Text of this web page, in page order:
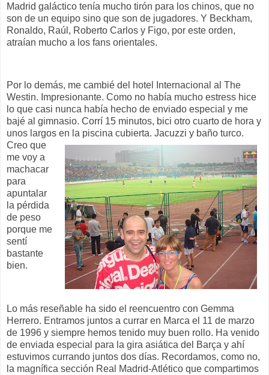
Madrid galáctico tenía mucho tirón para los chinos, que no
son de un equipo sino que son de jugadores. Y Beckham,
Ronaldo, Raúl, Roberto Carlos y Figo, por este orden,
atraían mucho a los fans orientales.
Por lo demás, me cambié del hotel Internacional al The
Westin. Impresionante. Como no había mucho estress hice
lo que casi nunca había hecho de enviado especial y me
bajé al gimnasio. Corrí 15 minutos, bici otro cuarto de hora y
unos largos en la piscina cubierta. Jacuzzi y baño turco.
Creo que
me voy a
machacar
para
apuntalar
la pérdida
de peso
porque me
sentí
bastante
bien.
Lo más reseñable ha sido el reencuentro con Gemma
Herrero. Entramos juntos a currar en Marca el 11 de marzo
de 1996 y siempre hemos tenido muy buen rollo. Ha venido
de enviada especial para la gira asiática del Barça y ahí
estuvimos currando juntos dos días. Recordamos, como no,
la magnífica sección Real Madrid-Atlético que compartimos